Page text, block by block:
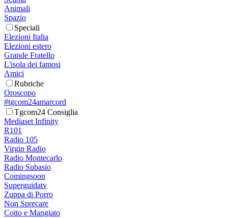
Animali
Spazio
Speciali
Elezioni Italia
Elezioni estero
Grande Fratello
L'isola dei famosi
Amici
Rubriche
Oroscopo
#tgcom24amarcord
Tgcom24 Consiglia
Mediaset Infinity
R101
Radio 105
Virgin Radio
Radio Montecarlo
Radio Subasio
Comingsoon
Superguidatv
Zuppa di Porro
Non Sprecare
Cotto e Mangiato